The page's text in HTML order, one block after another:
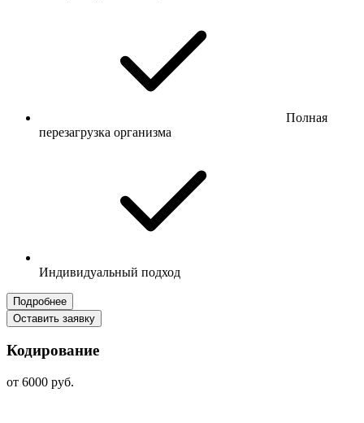
Полная
перезагрузка организма
Индивидуальный подход
Подробнее
Оставить заявку
Кодирование
от 6000 руб.